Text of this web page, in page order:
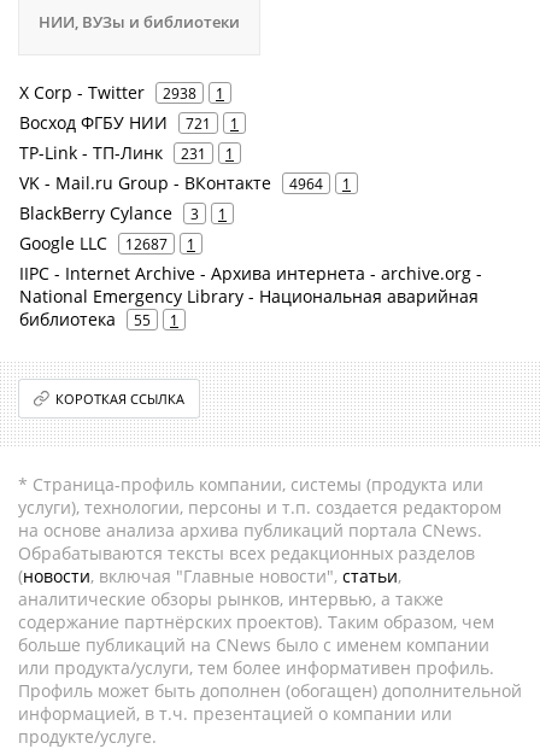
НИИ, ВУЗы и библиотеки
X Corp - Twitter 2938 1
Восход ФГБУ НИИ 721 1
TP-Link - ТП-Линк 231 1
VK - Mail.ru Group - ВКонтакте 4964 1
BlackBerry Cylance 3 1
Google LLC 12687 1
IIPC - Internet Archive - Архива интернета - archive.org -
National Emergency Library - Национальная аварийная
библиотека
55 1
КОРОТКАЯ ССЫЛКА
* Страница-профиль компании, системы (продукта или
услуги), технологии, персоны и т.п. создается редактором
на основе анализа архива публикаций портала CNews.
Обрабатываются тексты всех редакционных разделов
(новости, включая "Главные новости", статьи,
аналитические обзоры рынков, интервью, а также
содержание партнёрских проектов). Таким образом, чем
больше публикаций на CNews было с именем компании
или продукта/услуги, тем более информативен профиль.
Профиль может быть дополнен (обогащен) дополнительной
информацией, в т.ч. презентацией о компании или
продукте/услуге.